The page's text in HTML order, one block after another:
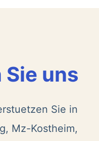
uns
Sie in
Mz-Kostheim,